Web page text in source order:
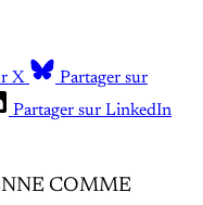
X
Partager sur
Partager sur LinkedIn
COMME